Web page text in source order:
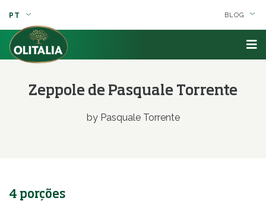
BLOG
PT
Zeppole de Pasquale Torrente
by Pasquale Torrente
4 porções